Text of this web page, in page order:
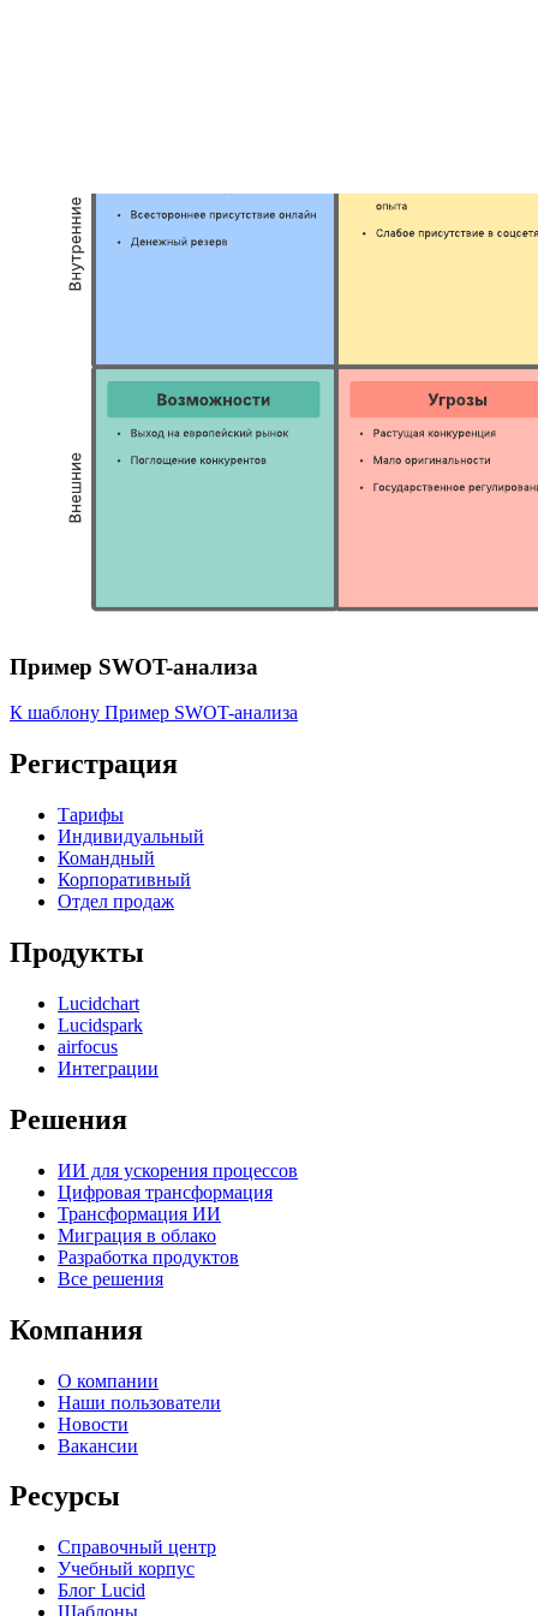
Пример SWOT-анализа
К шаблону Пример SWOT-анализа
Регистрация
Тарифы
Индивидуальный
Командный
Корпоративный
Отдел продаж
Продукты
Lucidchart
Lucidspark
airfocus
Интеграции
Решения
ИИ для ускорения процессов
Цифровая трансформация
Трансформация ИИ
Миграция в облако
Разработка продуктов
Все решения
Компания
О компании
Наши пользователи
Новости
Вакансии
Ресурсы
Справочный центр
Учебный корпус
Блог Lucid